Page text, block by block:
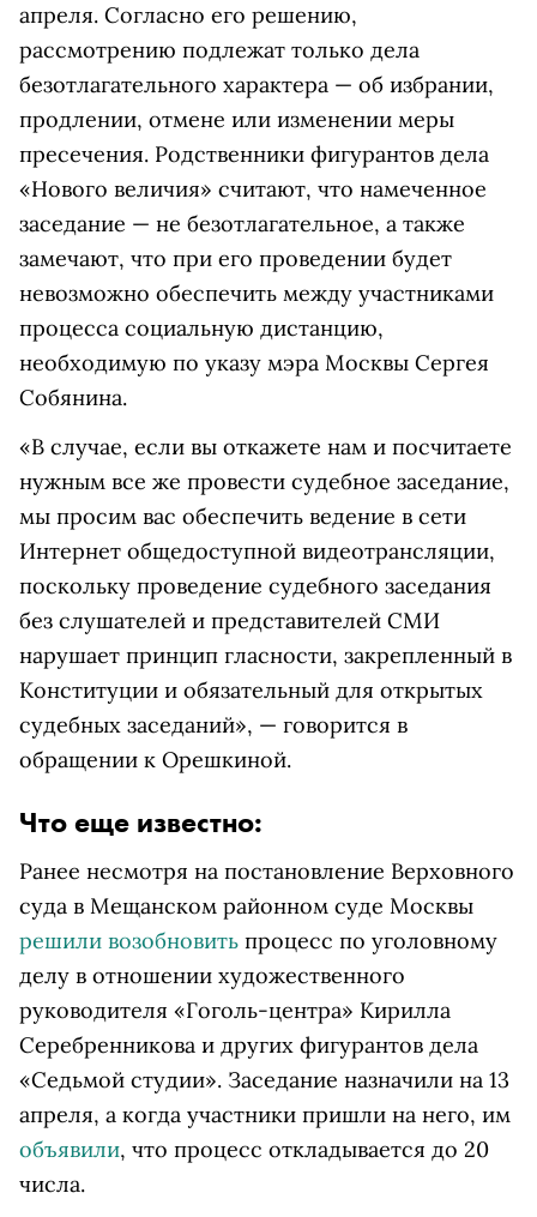
апреля. Согласно его решению,
рассмотрению подлежат только дела
безотлагательного характера — об избрании,
продлении, отмене или изменении меры
пресечения. Родственники фигурантов дела
«Нового величия» считают, что намеченное
заседание — не безотлагательное, а также
замечают, что при его проведении будет
невозможно обеспечить между участниками
процесса социальную дистанцию,
необходимую по указу мэра Москвы Сергея
Собянина.
«В случае, если вы откажете нам и посчитаете
нужным все же провести судебное заседание,
мы просим вас обеспечить ведение в сети
Интернет общедоступной видеотрансляции,
поскольку проведение судебного заседания
без слушателей и представителей СМИ
нарушает принцип гласности, закрепленный в
Конституции и обязательный для открытых
судебных заседаний», — говорится в
обращении к Орешкиной.
Что еще известно:
Ранее несмотря на постановление Верховного
суда в Мещанском районном суде Москвы
решили возобновить процесс по уголовному
делу в отношении художественного
руководителя «Гоголь-центра» Кирилла
Серебренникова и других фигурантов дела
«Седьмой студии». Заседание назначили на 13
апреля, а когда участники пришли на него, им
объявили, что процесс откладывается до 20
числа.